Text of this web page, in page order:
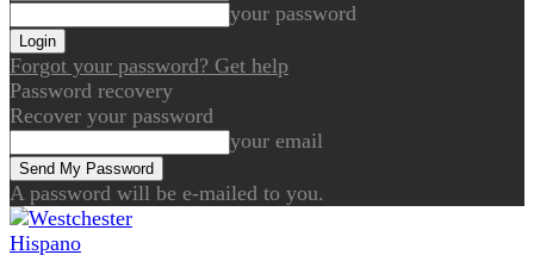
your password
Forgot your password? Get help
Password recovery
Recover your password
your email
A password will be e-mailed to you.